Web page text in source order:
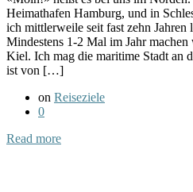
Heimathafen Hamburg, und in
ich mittlerweile seit fast zehn Jahren
Mindestens 1-2 Mal im Jahr
Kiel. Ich mag die maritime Stadt an
ist von […]
on Reiseziele
0
Read more